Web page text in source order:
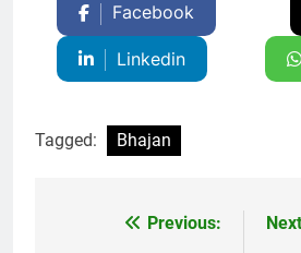
Facebook
Linkedin
Tagged: Bhajan
Previous: